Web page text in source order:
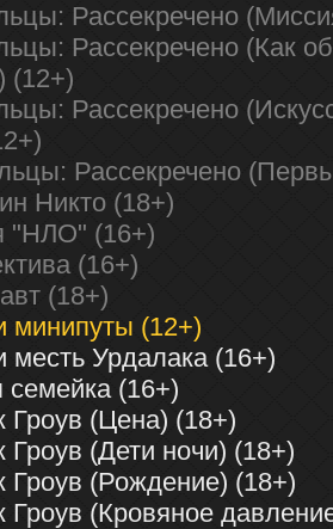
Рассекречено
Рассекречено (Как
(12+)
Рассекречено
Рассекречено
Никто (18+)
"НЛО" (16+)
(16+)
(18+)
минипуты (12+)
месть Урдалака (16+)
семейка (16+)
Гроув (Цена) (18+)
(Дети ночи) (18+)
Гроув (Рождение) (18+)
Гроув (Кровяное